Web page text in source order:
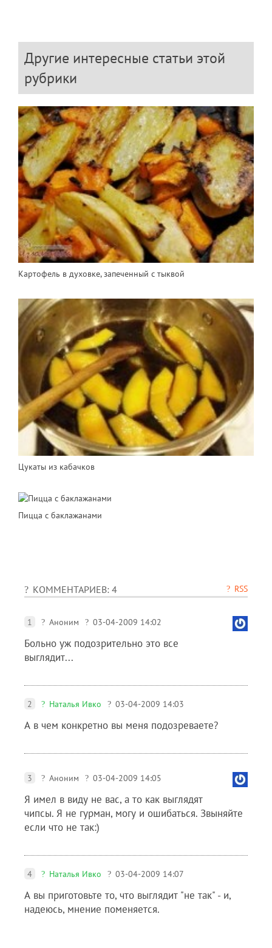
Другие интересные статьи этой
рубрики
Картофель в духовке, запеченный с тыквой
Цукаты из кабачков
Пицца с баклажанами
КОММЕНТАРИЕВ: 4 RSS
1 Аноним 03-04-2009 14:02
Больно уж подозрительно это все
выглядит...
2 Наталья Ивко 03-04-2009 14:03
А в чем конкретно вы меня подозреваете?
3 Аноним 03-04-2009 14:05
Я имел в виду не вас, а то как выглядят
чипсы. Я не гурман, могу и ошибаться. Звыняйте
если что не так:)
4 Наталья Ивко 03-04-2009 14:07
А вы приготовьте то, что выглядит "не так" - и,
надеюсь, мнение поменяется.